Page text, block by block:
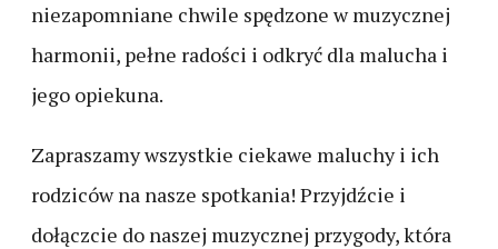
niezapomniane chwile spędzone w muzycznej
harmonii, pełne radości i odkryć dla malucha i
jego opiekuna.
Zapraszamy wszystkie ciekawe maluchy i ich
rodziców na nasze spotkania! Przyjdźcie i
dołączcie do naszej muzycznej przygody, która